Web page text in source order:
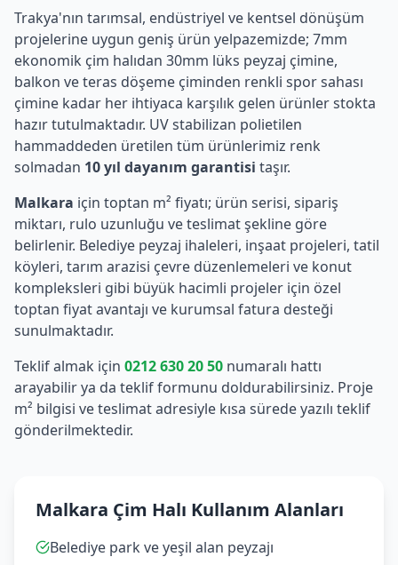
Trakya'nın tarımsal, endüstriyel ve kentsel dönüşüm
projelerine uygun geniş ürün yelpazemizde; 7mm
ekonomik çim halıdan 30mm lüks peyzaj çimine,
balkon ve teras döşeme çiminden renkli spor sahası
çimine kadar her ihtiyaca karşılık gelen ürünler stokta
hazır tutulmaktadır. UV stabilizan polietilen
hammaddeden üretilen tüm ürünlerimiz renk
solmadan 10 yıl dayanım garantisi taşır.
Malkara için toptan m² fiyatı; ürün serisi, sipariş
miktarı, rulo uzunluğu ve teslimat şekline göre
belirlenir. Belediye peyzaj ihaleleri, inşaat projeleri, tatil
köyleri, tarım arazisi çevre düzenlemeleri ve konut
kompleksleri gibi büyük hacimli projeler için özel
toptan fiyat avantajı ve kurumsal fatura desteği
sunulmaktadır.
Teklif almak için 0212 630 20 50 numaralı hattı
arayabilir ya da teklif formunu doldurabilirsiniz. Proje
m² bilgisi ve teslimat adresiyle kısa sürede yazılı teklif
gönderilmektedir.
Malkara Çim Halı Kullanım Alanları
Belediye park ve yeşil alan peyzajı